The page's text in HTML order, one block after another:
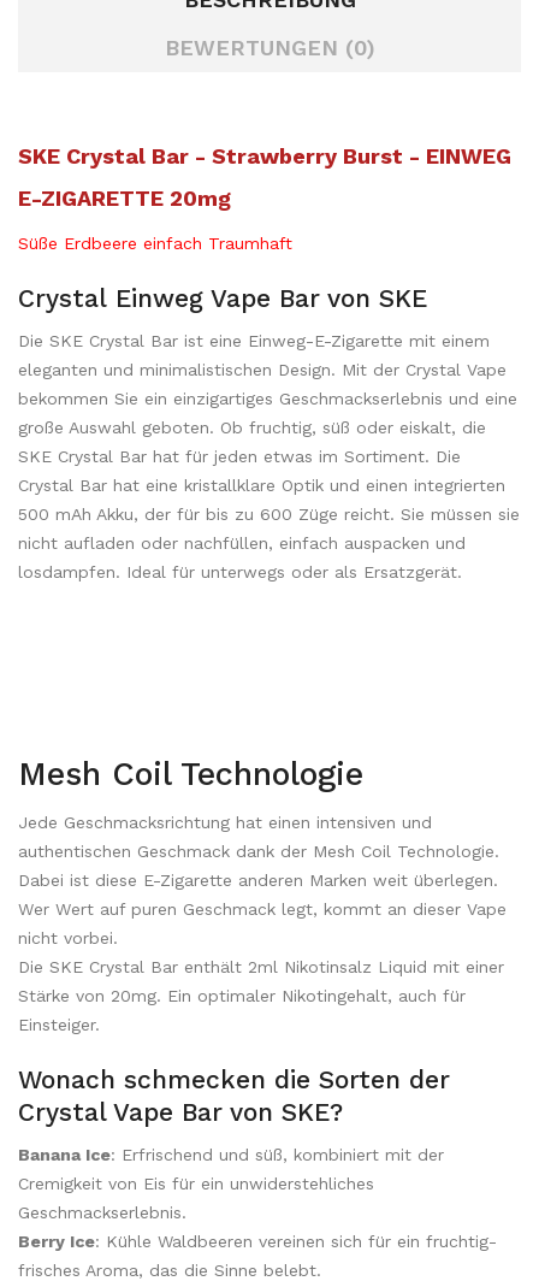
BEWERTUNGEN (0)
SKE Crystal Bar - Strawberry Burst - EINWEG
E-ZIGARETTE 20mg
Süße Erdbeere einfach Traumhaft
Crystal Einweg Vape Bar von SKE
Die SKE Crystal Bar ist eine Einweg-E-Zigarette mit einem
eleganten und minimalistischen Design. Mit der Crystal Vape
bekommen Sie ein einzigartiges Geschmackserlebnis und eine
große Auswahl geboten. Ob fruchtig, süß oder eiskalt, die
SKE Crystal Bar hat für jeden etwas im Sortiment. Die
Crystal Bar hat eine kristallklare Optik und einen integrierten
500 mAh Akku, der für bis zu 600 Züge reicht. Sie müssen sie
nicht aufladen oder nachfüllen, einfach auspacken und
losdampfen. Ideal für unterwegs oder als Ersatzgerät.
Mesh Coil Technologie
Jede Geschmacksrichtung hat einen intensiven und
authentischen Geschmack dank der Mesh Coil Technologie.
Dabei ist diese E-Zigarette anderen Marken weit überlegen.
Wer Wert auf puren Geschmack legt, kommt an dieser Vape
nicht vorbei.
Die SKE Crystal Bar enthält 2ml Nikotinsalz Liquid mit einer
Stärke von 20mg. Ein optimaler Nikotingehalt, auch für
Einsteiger.
Wonach schmecken die Sorten der
Crystal Vape Bar von SKE?
Banana Ice: Erfrischend und süß, kombiniert mit der
Cremigkeit von Eis für ein unwiderstehliches
Geschmackserlebnis.
Berry Ice: Kühle Waldbeeren vereinen sich für ein fruchtig-
frisches Aroma, das die Sinne belebt.